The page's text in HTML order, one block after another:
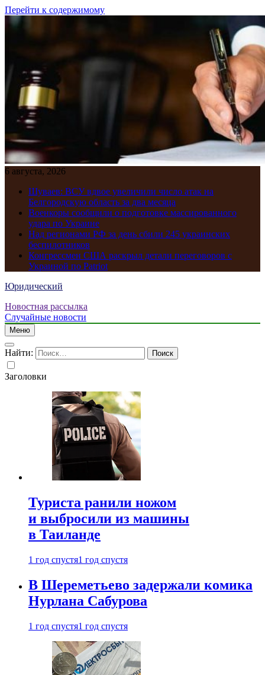
Перейти к содержимому
6 августа, 2026
Шуваев: ВСУ вдвое увеличили число атак на
Белгородскую область за два месяца
Военкоры сообщили о подготовке массированного
удара по Украине
Над регионами РФ за день сбили 245 украинских
беспилотников
Конгрессмен США раскрыл детали переговоров с
Украиной по Patriot
Юридический
Новостная рассылка
Случайные новости
Меню
Найти:
Заголовки
Туриста ранили ножом
и выбросили из машины
в Таиланде
1 год спустя1 год спустя
В Шереметьево задержали комика
Нурлана Сабурова
1 год спустя1 год спустя